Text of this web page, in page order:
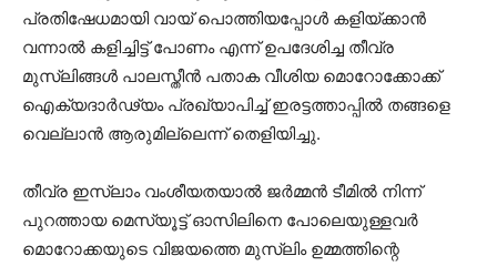
പ്രതിഷേധമായി വായ് പൊത്തിയപ്പോൾ കളിയ്ക്കാൻ
വന്നാൽ കളിച്ചിട്ട് പോണം എന്ന് ഉപദേശിച്ച തീവ്ര
മുസ്ലിങ്ങൾ പാലസ്തീൻ പതാക വീശിയ മൊറോക്കോക്ക്
ഐക്യദാർഢ്യം പ്രഖ്യാപിച്ച് ഇരട്ടത്താപ്പിൽ തങ്ങളെ
വെല്ലാൻ ആരുമില്ലെന്ന് തെളിയിച്ചു.
തീവ്ര ഇസ്ലാം വംശീയതയാൽ ജർമ്മൻ ടീമിൽ നിന്ന്
പുറത്തായ മെസ്യൂട്ട് ഓസിലിനെ പോലെയുള്ളവർ
മൊറോക്കയുടെ വിജയത്തെ മുസ്ലിം ഉമ്മത്തിന്റെ